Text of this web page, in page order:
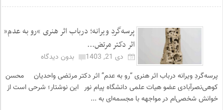
پرسه‌گردِ ویرانه؛ درباب اثر هنری “رو به عدم”
اثر دکتر مرتض...
دی 21, 1403
بدون دیدگاه
پرسه‌گردِ ویرانه درباب اثر هنری “رو به عدم” اثر دکتر مرتضی واحدیان محسن
کوهی‌نصرآبادی عضو هیات علمی دانشگاه پیام نور این نوشتار؛ شرحی‌ است از
خوانش شخصی‌ام در مواجهه با مجسمه‌ای به ...